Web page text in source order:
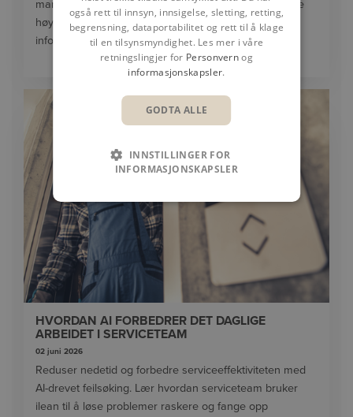
markerer et viktig steg i selskapets arbeid med å sikre
høyeste nivå av beskyttelse og håndtering av
informasjon.
HVORDAN AI FORBEDRER DET DAGLIGE
ARBEIDET I SERVICETEAM
02 juni 2026
Reduser nedetid og forbedre serviceeffektiviteten med
AI-drevet feilsøking. Lær hvordan serviceteam bruker
ilean til å løse problemer raskere og fange opp
også rett til innsyn, innsigelse, sletting, retting,
begrensning, dataportabilitet og rett til å klage
til en tilsynsmyndighet. Les mer i våre
retningslingjer for Personvernog
informasjonskapsler.
GODTA ALLE
INNSTILLINGER FOR
INFORMASJONSKAPSLER